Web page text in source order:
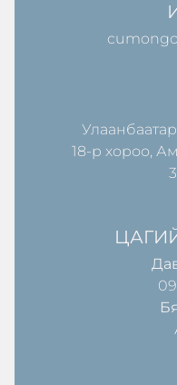
18-р хороо,